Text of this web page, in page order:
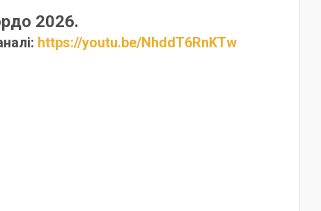
2026.
https://youtu.be/NhddT6RnKTw